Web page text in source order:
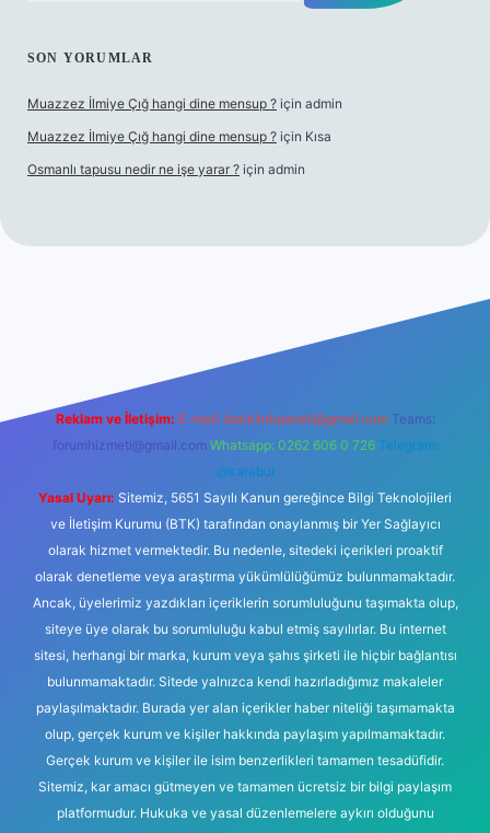
SON YORUMLAR
Muazzez İlmiye Çığ hangi dine mensup ? için admin
Muazzez İlmiye Çığ hangi dine mensup ? için Kısa
Osmanlı tapusu nedir ne işe yarar ? için admin
Reklam ve İletişim: E-mail: backlinkpaneli@gmail.com Teams:
forumhizmeti@gmail.com Whatsapp: 0262 606 0 726 Telegram:
@karabul
Yasal Uyarı: Sitemiz, 5651 Sayılı Kanun gereğince Bilgi Teknolojileri
ve İletişim Kurumu (BTK) tarafından onaylanmış bir Yer Sağlayıcı
olarak hizmet vermektedir. Bu nedenle, sitedeki içerikleri proaktif
olarak denetleme veya araştırma yükümlülüğümüz bulunmamaktadır.
Ancak, üyelerimiz yazdıkları içeriklerin sorumluluğunu taşımakta olup,
siteye üye olarak bu sorumluluğu kabul etmiş sayılırlar. Bu internet
sitesi, herhangi bir marka, kurum veya şahıs şirketi ile hiçbir bağlantısı
bulunmamaktadır. Sitede yalnızca kendi hazırladığımız makaleler
paylaşılmaktadır. Burada yer alan içerikler haber niteliği taşımamakta
olup, gerçek kurum ve kişiler hakkında paylaşım yapılmamaktadır.
Gerçek kurum ve kişiler ile isim benzerlikleri tamamen tesadüfidir.
Sitemiz, kar amacı gütmeyen ve tamamen ücretsiz bir bilgi paylaşım
platformudur. Hukuka ve yasal düzenlemelere aykırı olduğunu